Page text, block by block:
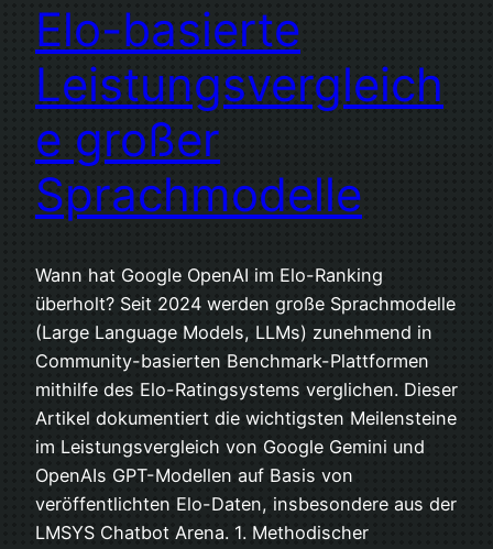
Elo-basierte
Leistungsvergleich
e großer
Sprachmodelle
Wann hat Google OpenAI im Elo-Ranking
überholt? Seit 2024 werden große Sprachmodelle
(Large Language Models, LLMs) zunehmend in
Community-basierten Benchmark-Plattformen
mithilfe des Elo-Ratingsystems verglichen. Dieser
Artikel dokumentiert die wichtigsten Meilensteine
im Leistungsvergleich von Google Gemini und
OpenAIs GPT-Modellen auf Basis von
veröffentlichten Elo-Daten, insbesondere aus der
LMSYS Chatbot Arena. 1. Methodischer